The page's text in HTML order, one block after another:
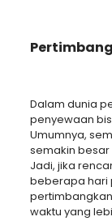
Dalam dunia
penyewaan
Umumnya,
semakin
Jadi, jika
beberapa hari
waktu yang